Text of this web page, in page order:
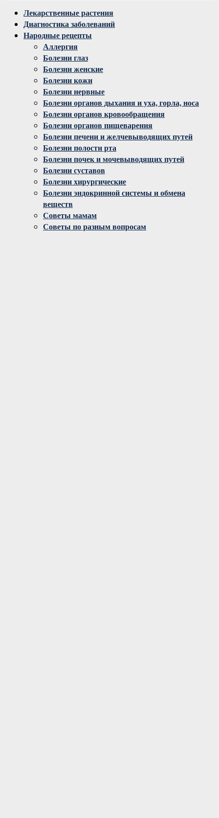
Facebook
Twitter
Instagram
YoutubeЛекарственные растения
Диагностика заболеваний
Народные рецепты
Аллергия
Болезни глаз
Болезни женские
Болезни кожи
Болезни нервные
Болезни органов дыхания и уха, горла, носа
Болезни органов кровообращения
Болезни органов пищеварения
Болезни печени и желчевыводящих путей
Болезни полости рта
Болезни почек и мочевыводящих путей
Болезни суставов
Болезни хирургические
Болезни эндокринной системы и обмена
веществ
Советы мамам
Советы по разным вопросам